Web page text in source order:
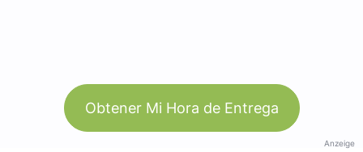
Obtener Mi Hora de Entrega
Anzeige